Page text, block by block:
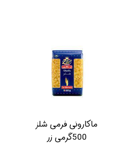
ماکارونی فرمی شلز
500گرمی زر